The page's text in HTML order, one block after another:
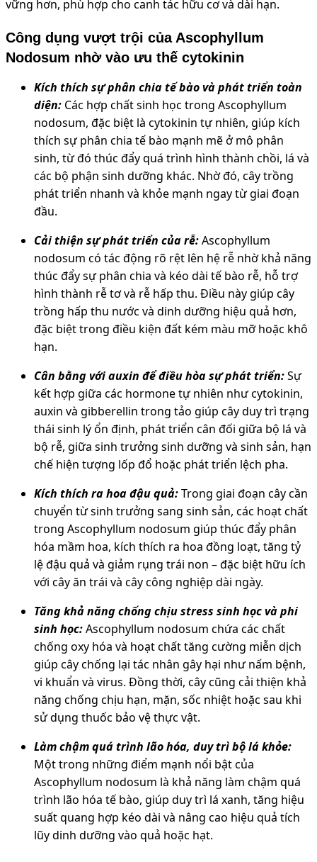
vững hơn, phù hợp cho canh tác hữu cơ và dài hạn.
Công dụng vượt trội của Ascophyllum
Nodosum nhờ vào ưu thế cytokinin
Kích thích sự phân chia tế bào và phát triển toàn
diện: Các hợp chất sinh học trong Ascophyllum
nodosum, đặc biệt là cytokinin tự nhiên, giúp kích
thích sự phân chia tế bào mạnh mẽ ở mô phân
sinh, từ đó thúc đẩy quá trình hình thành chồi, lá và
các bộ phận sinh dưỡng khác. Nhờ đó, cây trồng
phát triển nhanh và khỏe mạnh ngay từ giai đoạn
đầu.
Cải thiện sự phát triển của rễ:Ascophyllum
nodosum có tác động rõ rệt lên hệ rễ nhờ khả năng
thúc đẩy sự phân chia và kéo dài tế bào rễ, hỗ trợ
hình thành rễ tơ và rễ hấp thu. Điều này giúp cây
trồng hấp thu nước và dinh dưỡng hiệu quả hơn,
đặc biệt trong điều kiện đất kém màu mỡ hoặc khô
hạn.
Cân bằng với auxin để điều hòa sự phát triển:Sự
kết hợp giữa các hormone tự nhiên như cytokinin,
auxin và gibberellin trong tảo giúp cây duy trì trạng
thái sinh lý ổn định, phát triển cân đối giữa bộ lá và
bộ rễ, giữa sinh trưởng sinh dưỡng và sinh sản, hạn
chế hiện tượng lốp đổ hoặc phát triển lệch pha.
Kích thích ra hoa đậu quả:Trong giai đoạn cây cần
chuyển từ sinh trưởng sang sinh sản, các hoạt chất
trong Ascophyllum nodosum giúp thúc đẩy phân
hóa mầm hoa, kích thích ra hoa đồng loạt, tăng tỷ
lệ đậu quả và giảm rụng trái non – đặc biệt hữu ích
với cây ăn trái và cây công nghiệp dài ngày.
Tăng khả năng chống chịu stress sinh học và phi
sinh học:Ascophyllum nodosum chứa các chất
chống oxy hóa và hoạt chất tăng cường miễn dịch
giúp cây chống lại tác nhân gây hại như nấm bệnh,
vi khuẩn và virus. Đồng thời, cây cũng cải thiện khả
năng chống chịu hạn, mặn, sốc nhiệt hoặc sau khi
sử dụng thuốc bảo vệ thực vật.
Làm chậm quá trình lão hóa, duy trì bộ lá khỏe:
Một trong những điểm mạnh nổi bật của
Ascophyllum nodosum là khả năng làm chậm quá
trình lão hóa tế bào, giúp duy trì lá xanh, tăng hiệu
suất quang hợp kéo dài và nâng cao hiệu quả tích
lũy dinh dưỡng vào quả hoặc hạt.